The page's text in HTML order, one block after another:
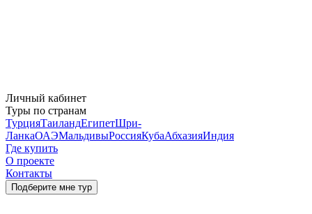
Личный кабинет
Туры по странам
ТурцияТаиландЕгипетШри-
ЛанкаОАЭМальдивыРоссияКубаАбхазияИндия
Где купить
О проекте
Контакты
Подберите мне тур